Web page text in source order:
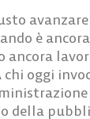
è
ancora
oggi
della